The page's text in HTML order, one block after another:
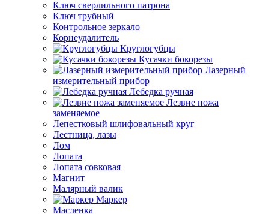
Ключ сверлильного патрона
Ключ трубный
Контрольное зеркало
Корнеудалитель
Круглогубцы
Кусачки бокорезы
Лазерный
измерительный прибор
Лебедка ручная
Лезвие ножа
заменяемое
Лепестковый шлифовальный круг
Лестница, лазы
Лом
Лопата
Лопата совковая
Магнит
Малярный валик
Маркер
Масленка